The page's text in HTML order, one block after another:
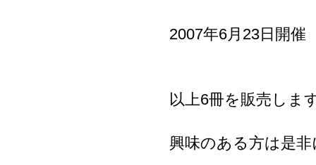
2007年6月23日開催
以上6冊を販売しま
興味のある方は是非